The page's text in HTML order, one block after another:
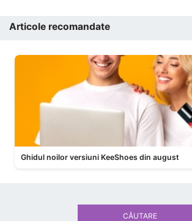
Articole recomandate
Ghidul noilor versiuni KeeShoes din august
CĂUTARE